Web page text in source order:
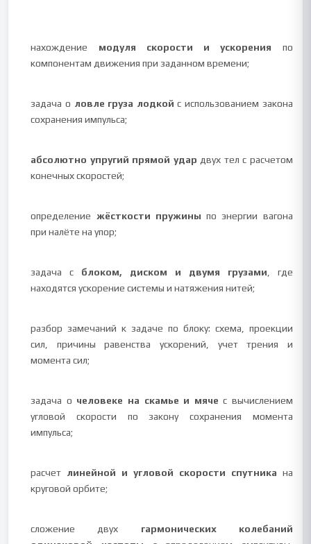
нахождение модуля скорости и ускорения по
компонентам движения при заданном времени;
задача о ловле груза лодкой с использованием закона
сохранения импульса;
абсолютно упругий прямой удар двух тел с расчетом
конечных скоростей;
определение жёсткости пружины по энергии вагона
при налёте на упор;
задача с блоком, диском и двумя грузами , где
находятся ускорение системы и натяжения нитей;
разбор замечаний к задаче по блоку: схема, проекции
сил, причины равенства ускорений, учет трения и
момента сил;
задача о человеке на скамье и мяче с вычислением
угловой скорости по закону сохранения момента
импульса;
расчет линейной и угловой скорости спутника на
круговой орбите;
сложение двух гармонических колебаний